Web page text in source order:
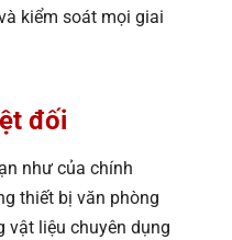
kiểm soát mọi giai
đối
như của chính
thiết bị văn phòng
vật liệu chuyên dụng